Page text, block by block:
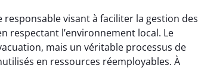
visant à faciliter la gestion des
respectant l’environnement local. Le
mais un véritable processus de
en ressources réemployables. À